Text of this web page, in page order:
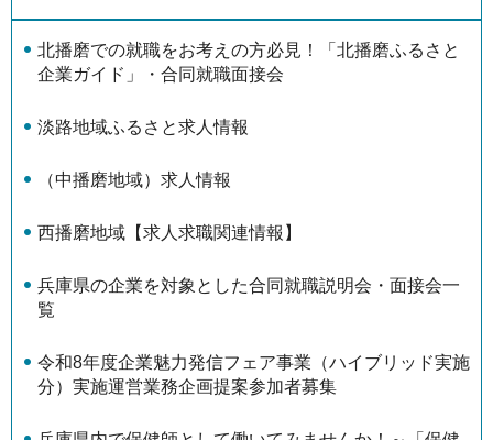
北播磨での就職をお考えの方必見！「北播磨ふるさと
企業ガイド」・合同就職面接会
淡路地域ふるさと求人情報
（中播磨地域）求人情報
西播磨地域【求人求職関連情報】
兵庫県の企業を対象とした合同就職説明会・面接会一
覧
令和8年度企業魅力発信フェア事業（ハイブリッド実施
分）実施運営業務企画提案参加者募集